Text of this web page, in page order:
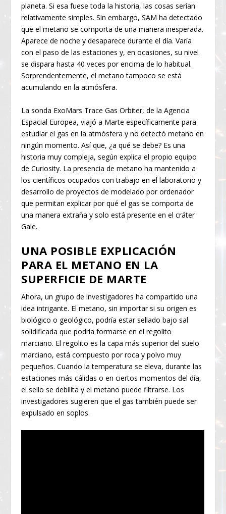
planeta. Si esa fuese toda la historia, las cosas serían
relativamente simples. Sin embargo, SAM ha detectado
que el metano se comporta de una manera inesperada.
Aparece de noche y desaparece durante el día. Varía
con el paso de las estaciones y, en ocasiones, su nivel
se dispara hasta 40 veces por encima de lo habitual.
Sorprendentemente, el metano tampoco se está
acumulando en la atmósfera.
La sonda ExoMars Trace Gas Orbiter, de la Agencia
Espacial Europea, viajó a Marte específicamente para
estudiar el gas en la atmósfera y no detectó metano en
ningún momento. Así que, ¿a qué se debe? Es una
historia muy compleja, según explica el propio equipo
de Curiosity. La presencia de metano ha mantenido a
los científicos ocupados con trabajo en el laboratorio y
desarrollo de proyectos de modelado por ordenador
que permitan explicar por qué el gas se comporta de
una manera extraña y solo está presente en el cráter
Gale.
UNA POSIBLE EXPLICACIÓN
PARA EL METANO EN LA
SUPERFICIE DE MARTE
Ahora, un grupo de investigadores ha compartido una
idea intrigante. El metano, sin importar si su origen es
biológico o geológico, podría estar sellado bajo sal
solidificada que podría formarse en el regolito
marciano. El regolito es la capa más superior del suelo
marciano, está compuesto por roca y polvo muy
pequeños. Cuando la temperatura se eleva, durante las
estaciones más cálidas o en ciertos momentos del día,
el sello se debilita y el metano puede filtrarse. Los
investigadores sugieren que el gas también puede ser
expulsado en soplos.